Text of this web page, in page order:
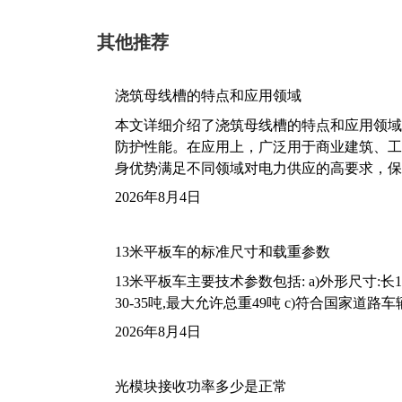
其他推荐
浇筑母线槽的特点和应用领域
本文详细介绍了浇筑母线槽的特点和应用领
防护性能。在应用上，广泛用于商业建筑、
身优势满足不同领域对电力供应的高要求，
2026年8月4日
13米平板车的标准尺寸和载重参数
13米平板车主要技术参数包括: a)外形尺寸:长
30-35吨,最大允许总重49吨 c)符合国家道路
2026年8月4日
光模块接收功率多少是正常